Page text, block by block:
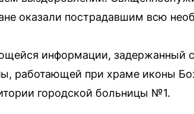
оказали пострадавшим всю
информации, задержанный
работающей при храме иконы
городской больницы №1.